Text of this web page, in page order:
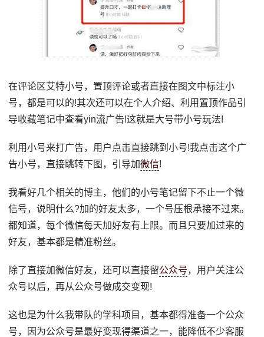
在评论区艾特小号，置顶评论或者直接在图文中标注小
号，都是可以的!其次还可以在个人介绍、利用置顶作品引
导收藏笔记中查看yin流广告!这就是大号带小号玩法!
利用小号来打广告，用户点击直接跳到小号!我点击这个广
告小号，直接跳转下图，引导加微信!
我看好几个相关的博主，他们的小号笔记留下不止一个微
信号，说明什么?加的好友太多，一个号压根承接不过来。
都知道，每个微信每天加好友有上限。而且只要加过来的
好友，基本都是精准粉丝。
除了直接加微信好友，还可以直接留公众号，用户关注公
众号以后，再从公众号做成交变现!
这也是为什么我带队的学科项目，基本都得准备一个公众
号，因为公众号是最好变现得渠道之一，能降低不少客服